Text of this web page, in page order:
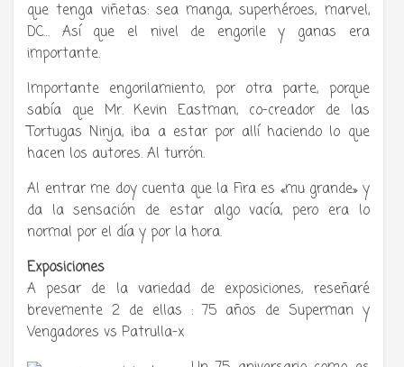
que tenga viñetas: sea manga, superhéroes, marvel,
DC… Así que el nivel de engorile y ganas era
importante.
Importante engorilamiento, por otra parte, porque
sabía que Mr. Kevin Eastman, co-creador de las
Tortugas Ninja, iba a estar por allí haciendo lo que
hacen los autores. Al turrón.
Al entrar me doy cuenta que la Fira es «mu grande» y
da la sensación de estar algo vacía, pero era lo
normal por el día y por la hora.
Exposiciones
A pesar de la variedad de exposiciones, reseñaré
brevemente 2 de ellas : 75 años de Superman y
Vengadores vs Patrulla-x